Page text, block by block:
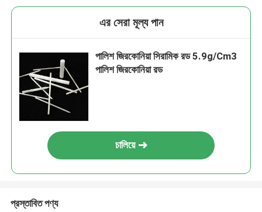
এর সেরা মূল্য পান
পালিশ জিরকোনিয়া সিরামিক রড 5.9g/Cm3
পালিশ জিরকোনিয়া রড
চালিয়ে
প্রস্তাবিত পণ্য